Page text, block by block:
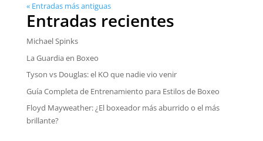
« Entradas más antiguas
Entradas recientes
Michael Spinks
La Guardia en Boxeo
Tyson vs Douglas: el KO que nadie vio venir
Guía Completa de Entrenamiento para Estilos de Boxeo
Floyd Mayweather: ¿El boxeador más aburrido o el más
brillante?